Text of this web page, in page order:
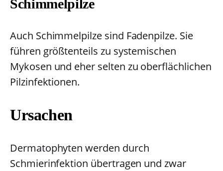
Schimmelpilze
Auch Schimmelpilze sind Fadenpilze. Sie
führen größtenteils zu systemischen
Mykosen und eher selten zu oberflächlichen
Pilzinfektionen.
Ursachen
Dermatophyten werden durch
Schmierinfektion übertragen und zwar